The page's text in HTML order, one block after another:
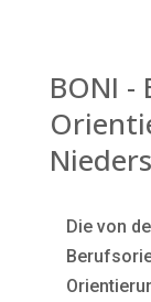
BONI -
Die von